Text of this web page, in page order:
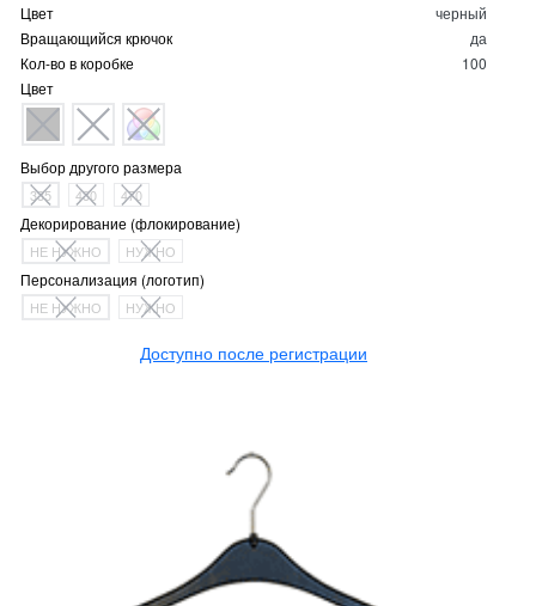
Цвет
черный
Вращающийся крючок
да
Кол-во в коробке
100
Цвет
Выбор другого размера
335 430 470
Декорирование (флокирование)
НЕ НУЖНО НУЖНО
Персонализация (логотип)
НЕ НУЖНО НУЖНО
Доступно после регистрации